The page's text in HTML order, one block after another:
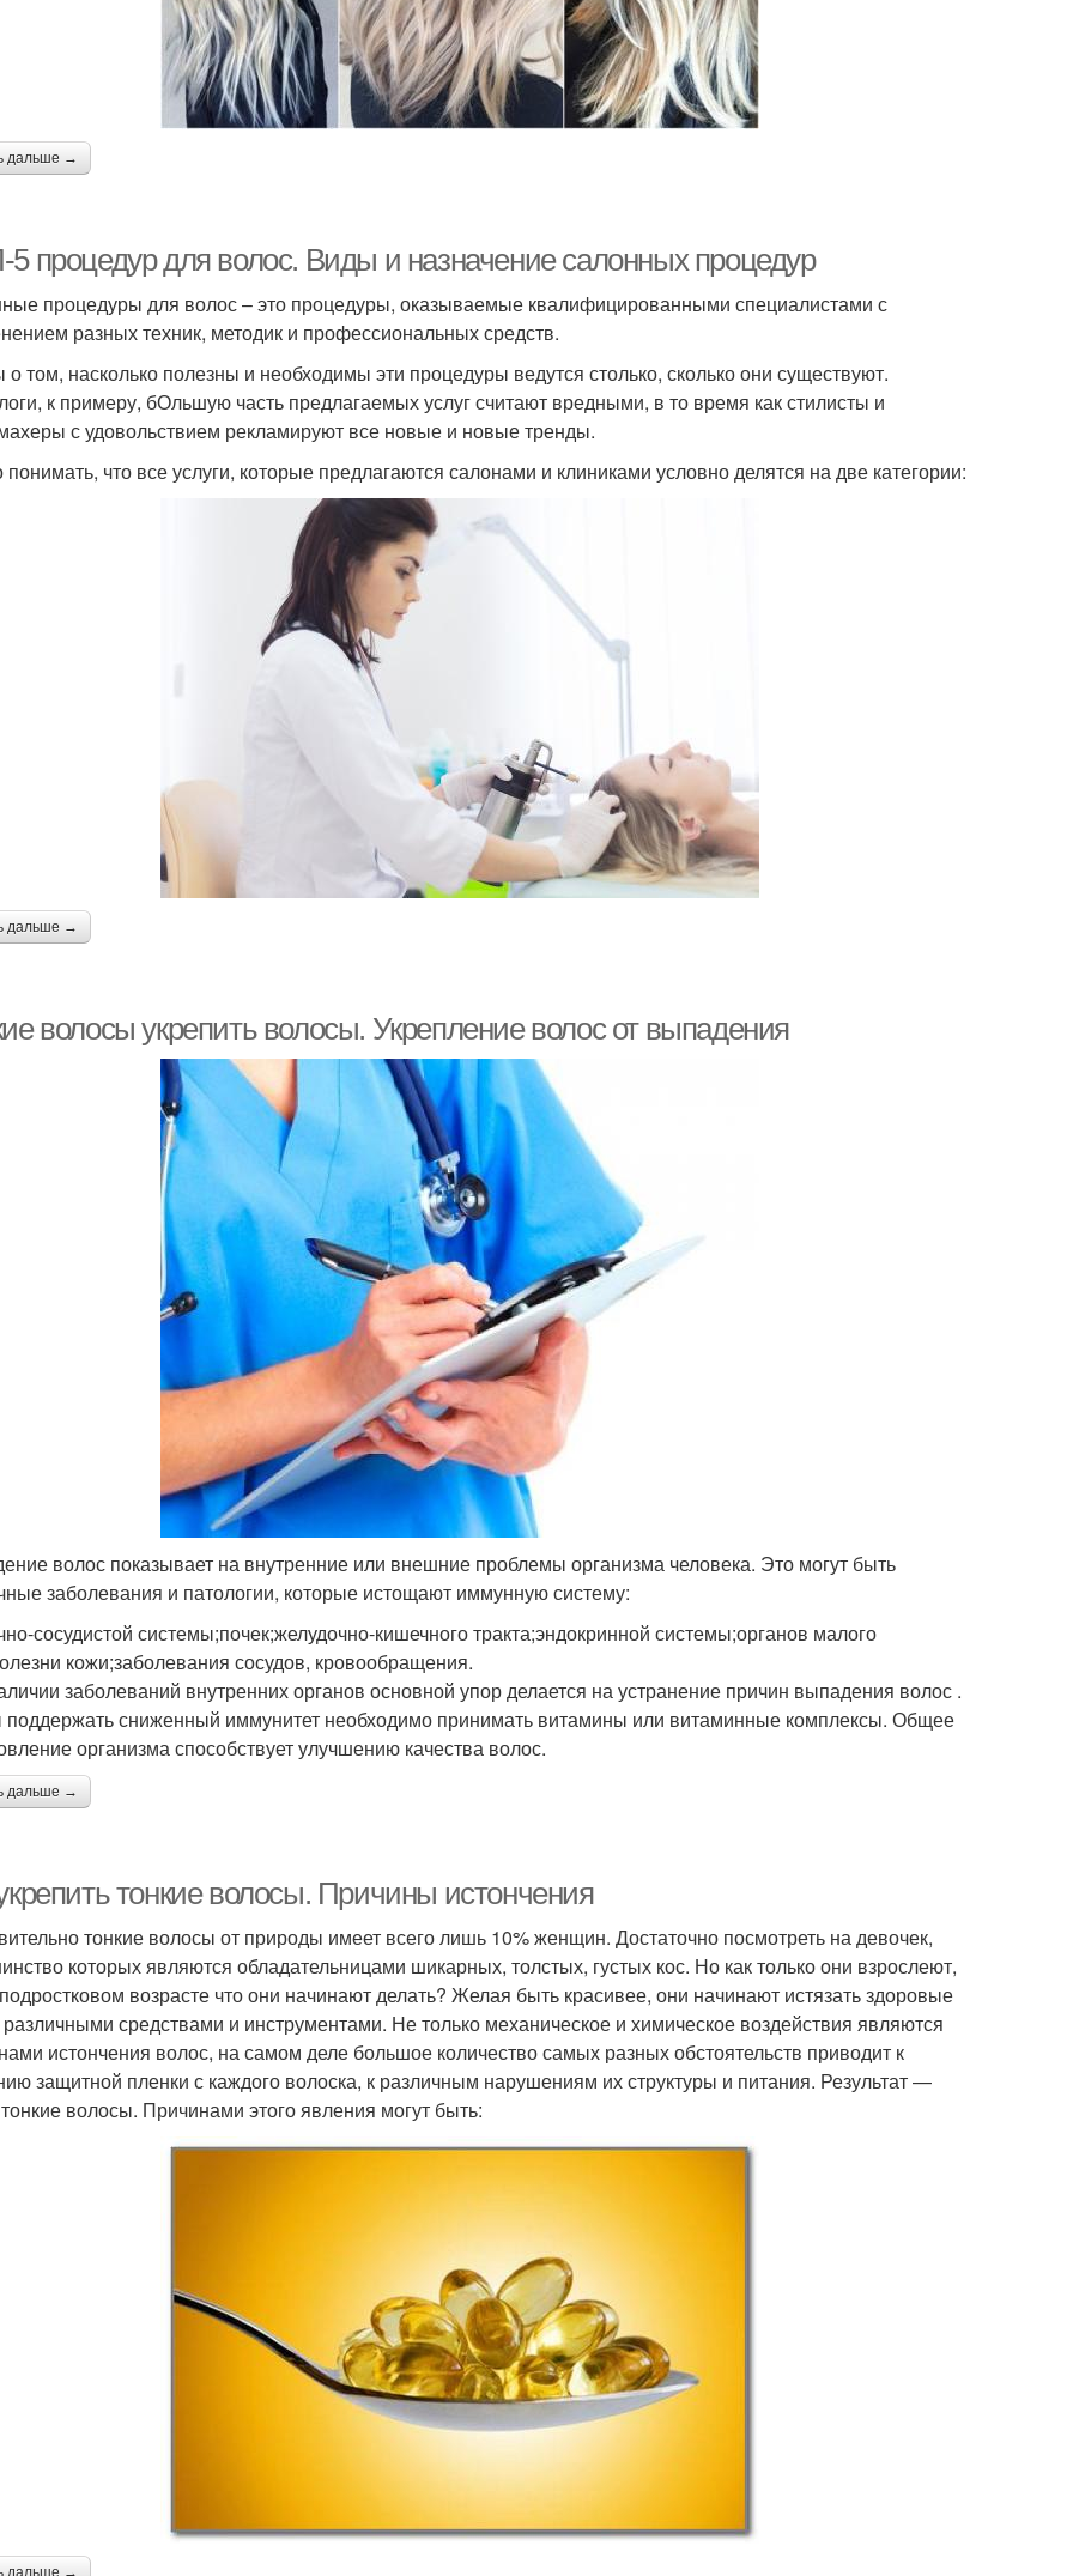
дальше →
процедур для волос. Виды и назначение салонных процедур
процедуры для волос – это процедуры, оказываемые квалифицированными специалистами с
разных техник, методик и профессиональных средств.
том, насколько полезны и необходимы эти процедуры ведутся столько, сколько они существуют.
к примеру, бОльшую часть предлагаемых услуг считают вредными, в то время как стилисты и
с удовольствием рекламируют все новые и новые тренды.
что все услуги, которые предлагаются салонами и клиниками условно делятся на две категории:
дальше →
волосы укрепить волосы. Укрепление волос от выпадения
волос показывает на внутренние или внешние проблемы организма человека. Это могут быть
заболевания и патологии, которые истощают иммунную систему:
сосудистой системы;почек;желудочно-кишечного тракта;эндокринной системы;органов малого
кожи;заболевания сосудов, кровообращения.
заболеваний внутренних органов основной упор делается на устранение причин выпадения волос .
сниженный иммунитет необходимо принимать витамины или витаминные комплексы. Общее
организма способствует улучшению качества волос.
дальше →
тонкие волосы. Причины истончения
тонкие волосы от природы имеет всего лишь 10% женщин. Достаточно посмотреть на девочек,
которых являются обладательницами шикарных, толстых, густых кос. Но как только они взрослеют,
возрасте что они начинают делать? Желая быть красивее, они начинают истязать здоровые
средствами и инструментами. Не только механическое и химическое воздействия являются
истончения волос, на самом деле большое количество самых разных обстоятельств приводит к
защитной пленки с каждого волоска, к различным нарушениям их структуры и питания. Результат —
волосы. Причинами этого явления могут быть:
дальше →